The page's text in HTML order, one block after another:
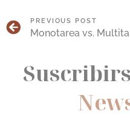
PREVIOUS POST